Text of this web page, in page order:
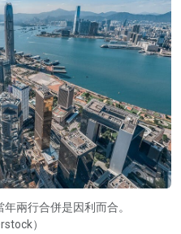
兩行合併是因利而合。
）